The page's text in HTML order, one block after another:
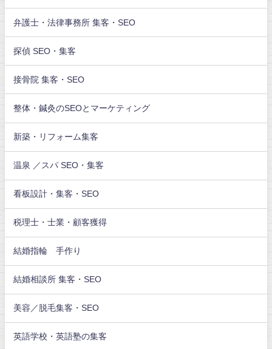
弁護士・法律事務所 集客・SEO
探偵 SEO・集客
接骨院 集客・SEO
整体・鍼灸のSEOとマーケティング
新築・リフォーム集客
温泉 ／スパ SEO・集客
看板設計・集客・SEO
税理士・士業・顧客獲得
結婚指輪 手作り
結婚相談所 集客・SEO
美容／脱毛集客・SEO
英語学校・英語塾の集客